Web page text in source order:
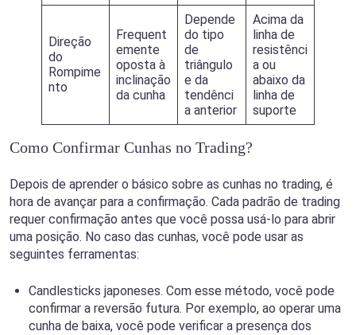
Direção
do
Rompime
nto
Frequent
emente
oposta à
inclinação
da cunha
Depende
do tipo
de
triângulo
e da
tendênci
a anterior
Acima da
linha de
resistênci
a ou
abaixo da
linha de
suporte
Como Confirmar Cunhas no Trading?
Depois de aprender o básico sobre as cunhas no trading, é
hora de avançar para a confirmação. Cada padrão de trading
requer confirmação antes que você possa usá-lo para abrir
uma posição. No caso das cunhas, você pode usar as
seguintes ferramentas:
Candlesticks japoneses. Com esse método, você pode
confirmar a reversão futura. Por exemplo, ao operar uma
cunha de baixa, você pode verificar a presença dos